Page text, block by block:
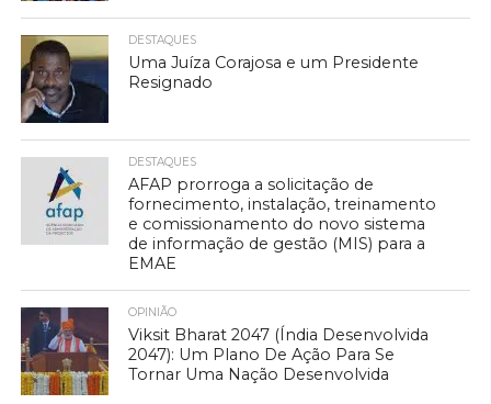
DESTAQUES
Uma Juíza Corajosa e um Presidente
Resignado
DESTAQUES
AFAP prorroga a solicitação de
fornecimento, instalação, treinamento
e comissionamento do novo sistema
de informação de gestão (MIS) para a
EMAE
OPINIÃO
Viksit Bharat 2047 (Índia Desenvolvida
2047): Um Plano De Ação Para Se
Tornar Uma Nação Desenvolvida